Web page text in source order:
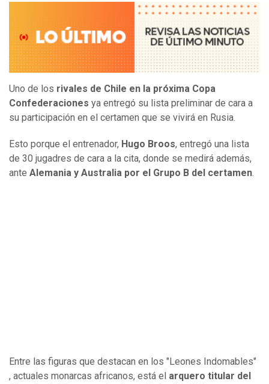
Uno de los rivales de Chile en la próxima Copa
Confederaciones ya entregó su lista preliminar de cara a
su participación en el certamen que se vivirá en Rusia.
Esto porque el entrenador, Hugo Broos, entregó una lista
de 30 jugadres de cara a la cita, donde se medirá además,
ante Alemania y Australia por el Grupo B del certamen.
Entre las figuras que destacan en los "Leones Indomables"
, actuales monarcas africanos, está el arquero titular del